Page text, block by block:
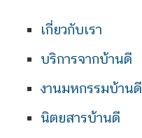
เกี่ยวกับเรา
บริการจากบ้านดี
งานมหกรรมบ้านดี
นิตยสารบ้านดี